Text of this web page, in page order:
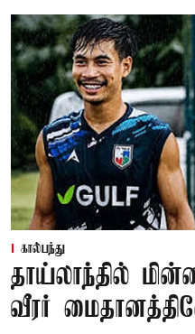
கால்பந்து
தாய்லாந்தில்
வீரர்